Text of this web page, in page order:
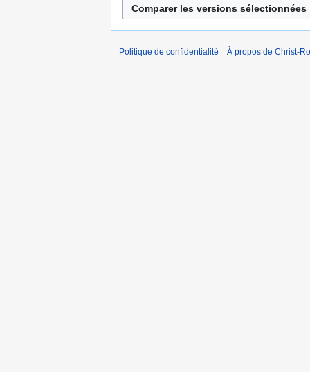
Politique de confidentialité À propos de Christ-